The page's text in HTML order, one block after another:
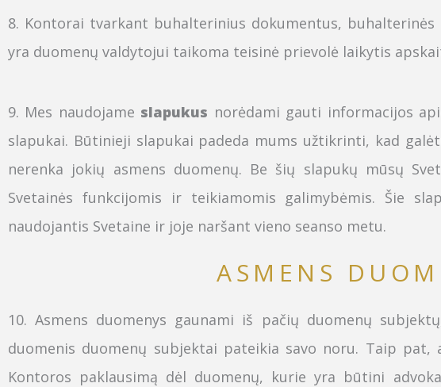
8. Kontorai tvarkant buhalterinius dokumentus,
yra duomenų valdytojui taikoma teisinė prievolė laikytis
9. Mes naudojame slapukus norėdami gauti informacijos
slapukai. Būtinieji slapukai padeda mums užtikrinti, kad
nerenka jokių asmens duomenų. Be šių slapukų mūsų
Svetainės funkcijomis ir teikiamomis galimybėmis. Šie
naudojantis Svetaine ir joje naršant vieno seanso metu.
ASMENS
10. Asmens duomenys gaunami iš pačių duomenų
duomenis duomenų subjektai pateikia savo noru. Taip
Kontoros paklausimą dėl duomenų, kurie yra būtini